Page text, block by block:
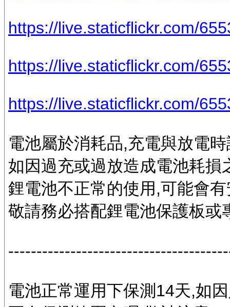
https://live.staticflickr.com/
https://live.staticflickr.com/
https://live.staticflickr.com/
電池屬於消耗品,充電與放電
如因過充或過放造成電池耗損
鋰電池不正常的使用,可能會
敬請務必搭配鋰電池保護板或
電池正常運用下保測14天,如